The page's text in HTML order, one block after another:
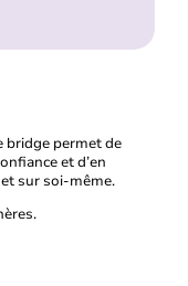
bridge permet de
et d’en
sur soi-même.